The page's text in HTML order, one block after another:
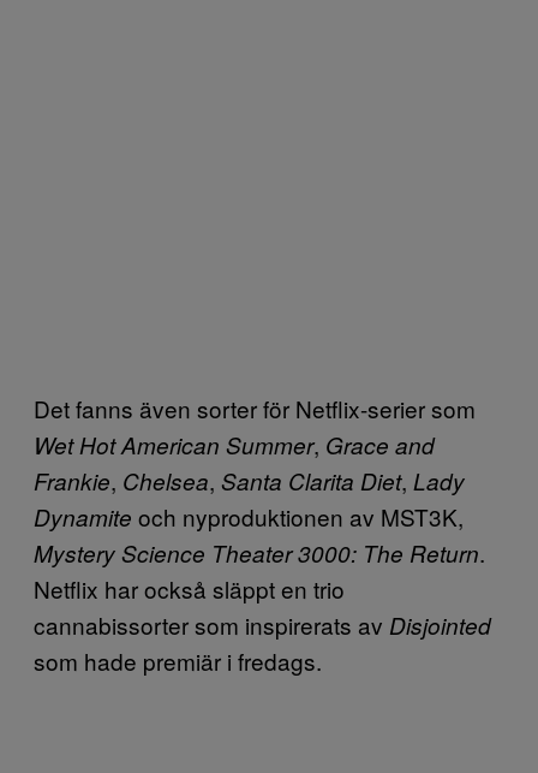
Det fanns även sorter för Netflix-serier som
Wet Hot American Summer, Grace and
Frankie, Chelsea, Santa Clarita Diet, Lady
Dynamite och nyproduktionen av MST3K,
Mystery Science Theater 3000: The Return.
Netflix har också släppt en trio
cannabissorter som inspirerats av Disjointed
som hade premiär i fredags.